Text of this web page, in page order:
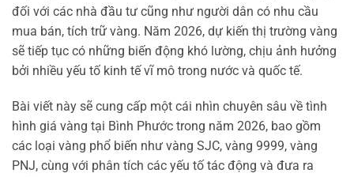
đối với các nhà đầu tư cũng như người dân có nhu cầu
mua bán, tích trữ vàng. Năm 2026, dự kiến thị trường vàng
sẽ tiếp tục có những biến động khó lường, chịu ảnh hưởng
bởi nhiều yếu tố kinh tế vĩ mô trong nước và quốc tế.
Bài viết này sẽ cung cấp một cái nhìn chuyên sâu về tình
hình giá vàng tại Bình Phước trong năm 2026, bao gồm
các loại vàng phổ biến như vàng SJC, vàng 9999, vàng
PNJ, cùng với phân tích các yếu tố tác động và đưa ra